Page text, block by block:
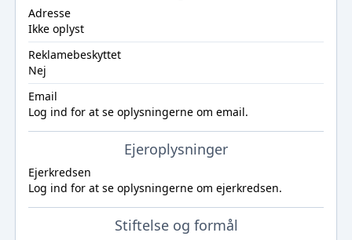
Adresse
Ikke oplyst
Reklamebeskyttet
Nej
Email
Log ind for at se oplysningerne om email.
Ejeroplysninger
Ejerkredsen
Log ind for at se oplysningerne om ejerkredsen.
Stiftelse og formål